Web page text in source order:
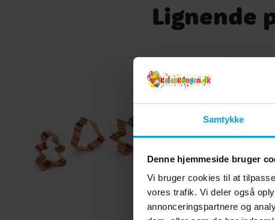
Samtykke
Denne hjemmeside bruger
Vi bruger cookies til at
vores trafik. Vi deler også
annonceringspartnere og
Lignende